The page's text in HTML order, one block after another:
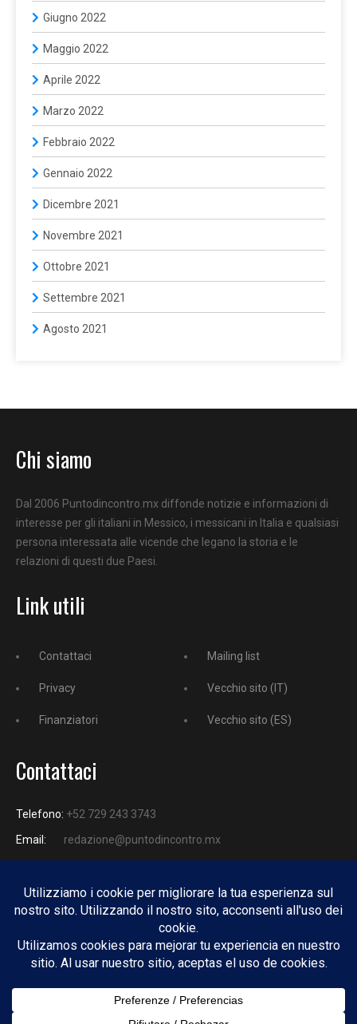
Giugno 2022
Maggio 2022
Aprile 2022
Marzo 2022
Febbraio 2022
Gennaio 2022
Dicembre 2021
Novembre 2021
Ottobre 2021
Settembre 2021
Agosto 2021
Chi siamo
Dal 2006 Puntodincontro.mx diffonde notizie e informazioni di
interesse per gli italiani in Messico, i messicani in Italia e qualsiasi
persona interessata alle vicende che legano la storia e le
relazioni di questi due Paesi.
Link utili
Contattaci
Privacy
Finanziatori
Mailing list
Vecchio sito (IT)
Vecchio sito (ES)
Contattaci
Telefono: +52 729 243 3743
Email:
redazione@puntodincontro.mx
PUNTODINCONTRO